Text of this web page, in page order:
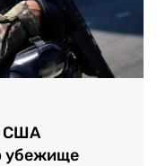
США
убежище